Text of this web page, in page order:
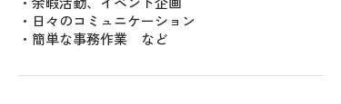
・日々のコミュニケーション
・簡単な事務作業 など